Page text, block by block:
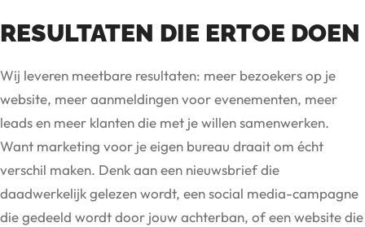
RESULTATEN DIE ERTOE DOEN
Wij leveren meetbare resultaten: meer bezoekers op je
website, meer aanmeldingen voor evenementen, meer
leads en meer klanten die met je willen samenwerken.
Want marketing voor je eigen bureau draait om écht
verschil maken. Denk aan een nieuwsbrief die
daadwerkelijk gelezen wordt, een social media-campagne
die gedeeld wordt door jouw achterban, of een website die